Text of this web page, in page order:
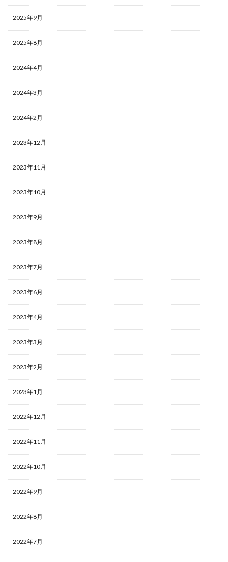
2025年9月
2025年8月
2024年4月
2024年3月
2024年2月
2023年12月
2023年11月
2023年10月
2023年9月
2023年8月
2023年7月
2023年6月
2023年4月
2023年3月
2023年2月
2023年1月
2022年12月
2022年11月
2022年10月
2022年9月
2022年8月
2022年7月